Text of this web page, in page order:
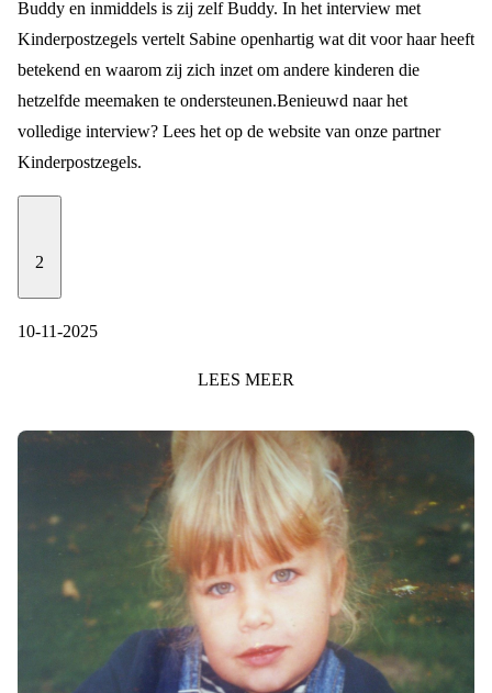
Buddy en inmiddels is zij zelf Buddy. In het interview met
Kinderpostzegels vertelt Sabine openhartig wat dit voor haar heeft
betekend en waarom zij zich inzet om andere kinderen die
hetzelfde meemaken te ondersteunen.Benieuwd naar het
volledige interview? Lees het op de website van onze partner
Kinderpostzegels.
2
10-11-2025
LEES MEER